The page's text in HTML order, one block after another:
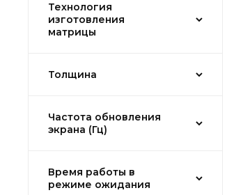
Технология
изготовления
матрицы
Толщина
Частота обновления
экрана (Гц)
Время работы в
режиме ожидания